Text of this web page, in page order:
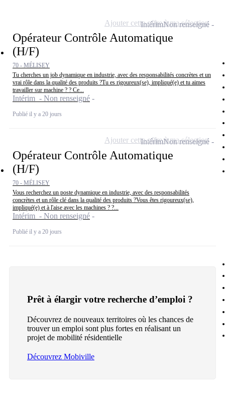
Opérateur Contrôle Automatique
(H/F)
70 - MÉLISEY
Tu cherches un job dynamique en industrie, avec des responsabilités concrètes et un
vrai rôle dans la qualité des produits ?Tu es rigoureux(se), impliqué(e) et tu aimes
travailler sur machine ? ? Ce...
Intérim - Non renseigné
Publié il y a 20 jours
IntérimNon renseigné
Ajouter cette offre à ma sélection
Opérateur Contrôle Automatique
(H/F)
70 - MÉLISEY
Vous recherchez un poste dynamique en industrie, avec des responsabilités
concrètes et un rôle clé dans la qualité des produits ?Vous êtes rigoureux(se),
impliqué(e) et à l'aise avec les machines ? ?...
Intérim - Non renseigné
Publié il y a 20 jours
IntérimNon renseigné
Ajouter cette offre à ma sélection
Prêt à élargir votre recherche d’emploi ?
Découvrez de nouveaux territoires où les chances de
trouver un emploi sont plus fortes en réalisant un
projet de mobilité résidentielle
Découvrez Mobiville